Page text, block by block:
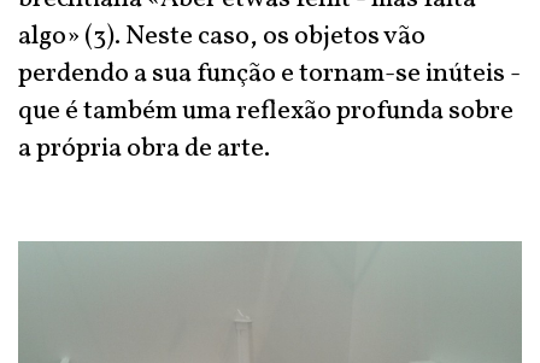
algo» (3). Neste caso, os objetos vão
perdendo a sua função e tornam-se inúteis -
que é também uma reflexão profunda sobre
a própria obra de arte.